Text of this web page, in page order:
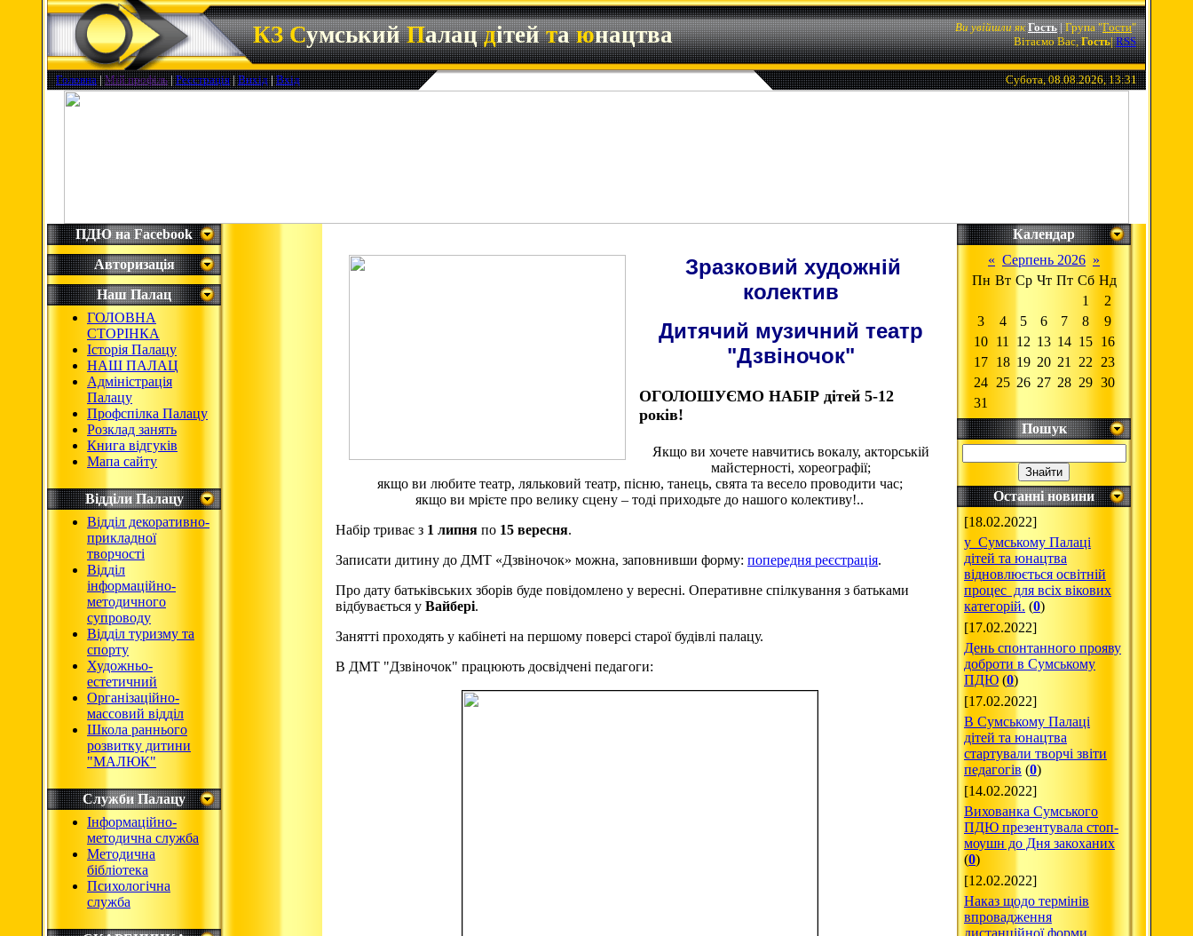
КЗ СумськийПалацдітейтаюнацтва Ви увійшли якГость|Група"Гости"
Вітаємо Вас,Гость|RSS
Головна|Мій профіль|Реєстрація|Вихід|Вхід Субота, 08.08.2026, 13:31
ПДЮ на Facebook
Авторизація
Наш Палац
ГОЛОВНА
СТОРІНКА
Історія Палацу
НАШ ПАЛАЦ
Адміністрація
Палацу
Профспілка Палацу
Розклад занять
Книга відгуків
Мапа сайту
Відділи Палацу
Відділ декоративно-
прикладної
творчості
Відділ
інформаційно-
методичного
супроводу
Відділ туризму та
спорту
Художньо-
естетичний
Організаційно-
массовий відділ
Школа раннього
розвитку дитини
"МАЛЮК"
Служби Палацу
Інформаційно-
методична служба
Методична
бібліотека
Психологічна
служба
Зразковий художній
колектив
Дитячий музичний театр
"Дзвіночок"
ОГОЛОШУЄМО НАБІР дітей 5-12
років!
Якщо ви хочете навчитись вокалу, акторській
майстерності, хореографії;
якщо ви любите театр, ляльковий театр, пісню, танець, свята та весело проводити час;
якщо ви мрієте про велику сцену – тоді приходьте до нашого колективу!..
Набір триває з 1 липня по 15 вересня.
Записати дитину до ДМТ «Дзвіночок» можна, заповнивши форму: попередня реєстрація.
Про дату батьківських зборів буде повідомлено у вересні. Оперативне спілкування з батьками
відбувається у Вайбері.
Занятті проходять у кабінеті на першому поверсі старої будівлі палацу.
В ДМТ "Дзвіночок" працюють досвідчені педагоги:
Календар
« Серпень 2026 »
Пн Вт Ср Чт Пт Сб Нд
1
2
3
4 5 6 7 8
9
10 11 12 13 14 15 16
17 18 19 20 21 22
23
24 25 26 27 28 29 30
31
Пошук
Останні новини
[18.02.2022]
у Сумському Палаці
дітей та юнацтва
відновлюється освітній
процес для всіх вікових
категорій. (0)
[17.02.2022]
День спонтанного прояву
доброти в Сумському
ПДЮ (0)
[17.02.2022]
В Сумському Палаці
дітей та юнацтва
стартували творчі звіти
педагогів (0)
[14.02.2022]
Вихованка Сумського
ПДЮ презентувала стоп-
моушн до Дня закоханих
(0)
[12.02.2022]
Наказ щодо термінів
впровадження
дистанційної форми